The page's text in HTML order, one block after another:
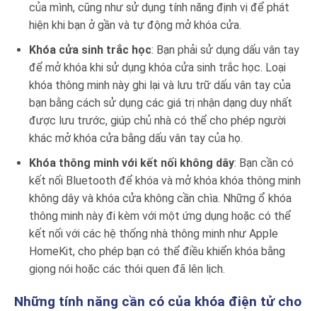
của mình, cũng như sử dụng tính năng định vị để phát
hiện khi bạn ở gần và tự động mở khóa cửa.
Khóa cửa sinh trắc học: Bạn phải sử dụng dấu vân tay
để mở khóa khi sử dụng khóa cửa sinh trắc học. Loại
khóa thông minh này ghi lại và lưu trữ dấu vân tay của
bạn bằng cách sử dụng các giá trị nhận dạng duy nhất
được lưu trước, giúp chủ nhà có thể cho phép người
khác mở khóa cửa bằng dấu vân tay của họ.
Khóa thông minh với kết nối không dây: Bạn cần có
kết nối Bluetooth để khóa và mở khóa khóa thông minh
không dây và khóa cửa không cần chìa. Những ổ khóa
thông minh này đi kèm với một ứng dụng hoặc có thể
kết nối với các hệ thống nhà thông minh như Apple
HomeKit, cho phép bạn có thể điều khiển khóa bằng
giọng nói hoặc các thói quen đã lên lịch.
Những tính năng cần có của khóa điện tử cho